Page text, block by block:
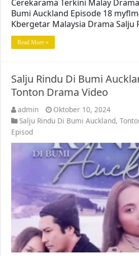
Cerekarama Terkini Malay
Bumi Auckland Episode 18
Kbergetar Malaysia Drama Salju
Read More »
Salju Rindu Di Bumi
Tonton Drama Video
admin
Oktober 10, 2024
Salju Rindu Di Bumi Auckland,
Episod